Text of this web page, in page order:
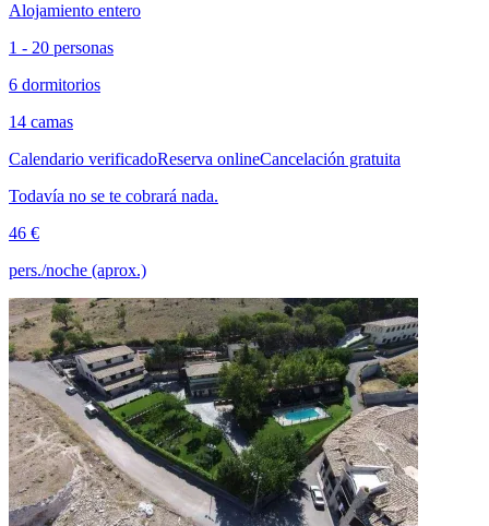
Alojamiento entero
1 - 20 personas
6 dormitorios
14 camas
Calendario verificadoReserva onlineCancelación gratuita
Todavía no se te cobrará nada.
46 €
pers./noche (aprox.)